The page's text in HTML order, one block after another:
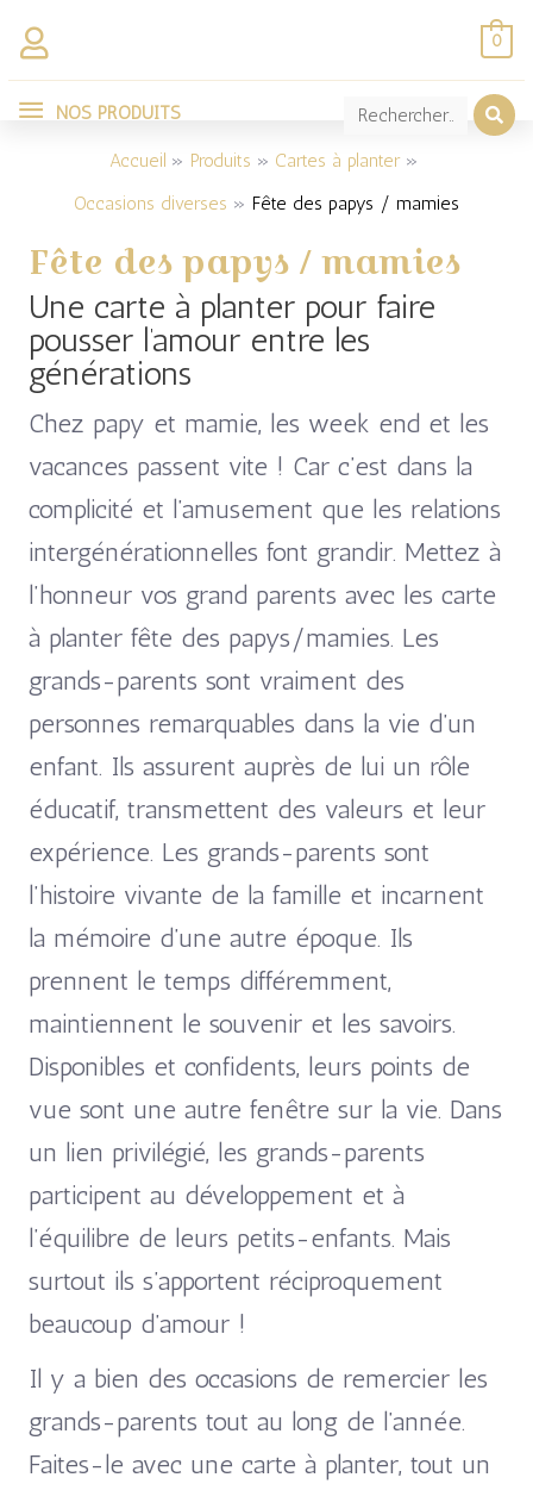
contenu
NOS
PRODUITS
NOS PRODUITS
0
Accueil Produits
Cartes à planter
Occasions diverses
Fête des papys / mamies
Fête des papys / mamies
Une carte à planter pour faire
pousser l’amour entre les
générations
Chez papy et mamie, les week end et les
vacances passent vite ! Car c’est dans la
complicité et l’amusement que les relations
intergénérationnelles font grandir. Mettez à
l’honneur vos grand parents avec les carte
à planter fête des papys/mamies. Les
grands-parents sont vraiment des
personnes remarquables dans la vie d’un
enfant. Ils assurent auprès de lui un rôle
éducatif, transmettent des valeurs et leur
expérience. Les grands-parents sont
l’histoire vivante de la famille et incarnent
la mémoire d’une autre époque. Ils
prennent le temps différemment,
maintiennent le souvenir et les savoirs.
Disponibles et confidents, leurs points de
vue sont une autre fenêtre sur la vie. Dans
un lien privilégié, les grands-parents
participent au développement et à
l’équilibre de leurs petits-enfants. Mais
surtout ils s’apportent réciproquement
beaucoup d’amour !
Il y a bien des occasions de remercier les
grands-parents tout au long de l’année.
Faites-le avec une carte à planter, tout un
popularité